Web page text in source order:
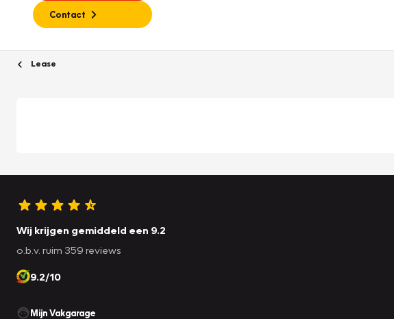
Contact
Lease
Wij krijgen gemiddeld een 9.2
o.b.v. ruim 359 reviews
9.2/10
Mijn Vakgarage